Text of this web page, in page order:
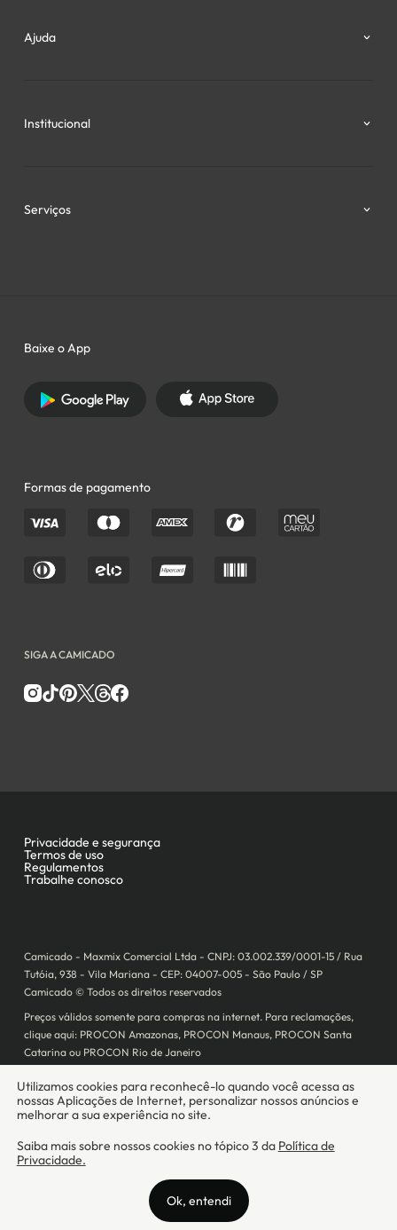
Camicado - Maxmix Comercial Ltda - CNPJ: 03.002.339/0001-15 / Rua
Tutóia, 938 - Vila Mariana - CEP: 04007-005 - São Paulo / SP
Camicado © Todos os direitos reservados
Preços válidos somente para compras na internet. Para reclamações,
clique aqui: PROCON Amazonas, PROCON Manaus, PROCON Santa
Catarina ou PROCON Rio de Janeiro
prestando os serviços de abertura de conta pós-paga (cartões de
crédito), conforme a regulação vigente.